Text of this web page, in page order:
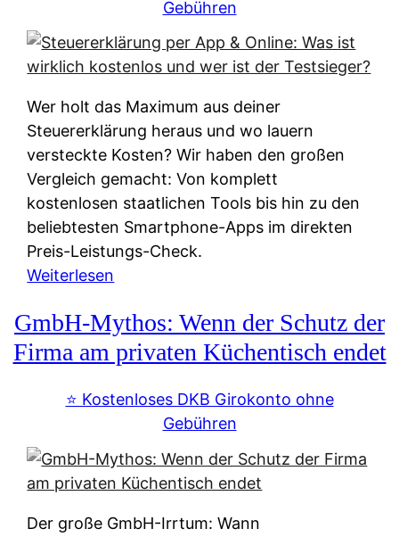
u
s
u
n
f
t
e
i
e
W
e
r
s
i
c
h
s
y
t
e
m
M
I
R
:
W
e
u
d
n
w
l
Gebühren
Wer holt das Maximum aus deiner
Steuererklärung heraus und wo lauern
versteckte Kosten? Wir haben den großen
Vergleich gemacht: Von komplett
kostenlosen staatlichen Tools bis hin zu den
beliebtesten Smartphone-Apps im direkten
Preis-Leistungs-Check.
Weiterlesen
t
e
u
e
r
k
l
GmbH-Mythos: Wenn der Schutz der
Firma am privaten Küchentisch endet
⭐️ Kostenloses DKB Girokonto ohne
Gebühren
Der große GmbH-Irrtum: Wann